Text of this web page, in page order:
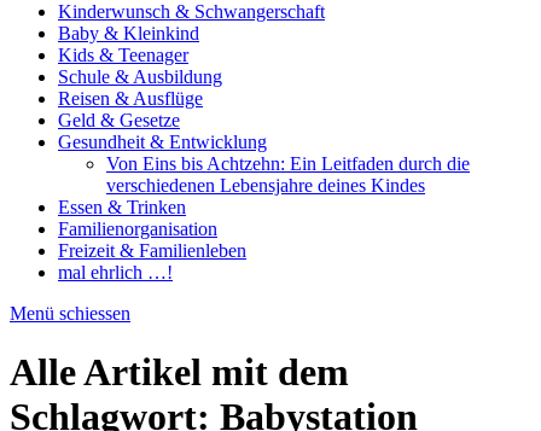
Kinderwunsch & Schwangerschaft
Baby & Kleinkind
Kids & Teenager
Schule & Ausbildung
Reisen & Ausflüge
Geld & Gesetze
Gesundheit & Entwicklung
Von Eins bis Achtzehn: Ein Leitfaden durch die
verschiedenen Lebensjahre deines Kindes
Essen & Trinken
Familienorganisation
Freizeit & Familienleben
mal ehrlich …!
Menü schiessen
Alle Artikel mit dem
Schlagwort: Babystation